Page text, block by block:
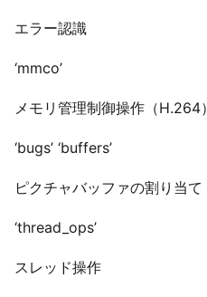
エラー認識
‘mmco’
メモリ管理制御操作（H.264）
‘bugs’ ‘buffers’
ピクチャバッファの割り当て
‘thread_ops’
スレッド操作